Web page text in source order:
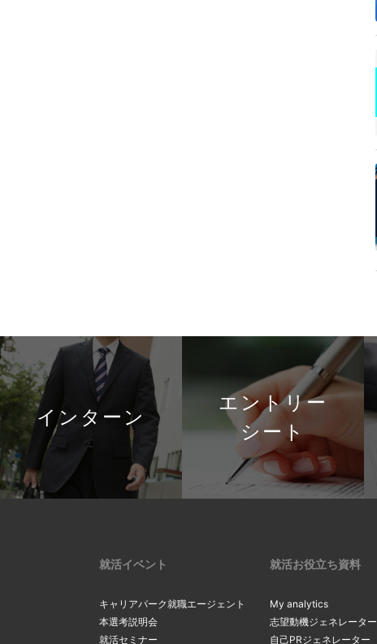
インターン
エントリー
シート
就活イベント
キャリアパーク就職エージェント
本選考説明会
就活セミナー
就活お役立ち資料
My analytics
志望動機ジェネレーター
自己PRジェネレーター